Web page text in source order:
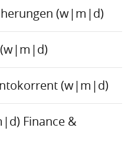
(w|m|d)
(w|m|d)
(w|m|d)
Finance &